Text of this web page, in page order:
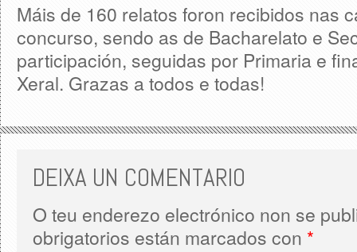
Máis de 160 relatos foron recibidos nas
concurso, sendo as de Bacharelato e
participación, seguidas por Primaria e
Xeral. Grazas a todos e todas!
DEIXA UN COMENTARIO
O teu enderezo electrónico non se
obrigatorios están marcados con *